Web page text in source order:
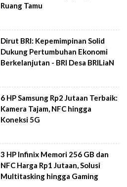
Ruang Tamu
Dirut BRI: Kepemimpinan Solid
Dukung Pertumbuhan Ekonomi
Berkelanjutan - BRI Desa BRILiaN
6 HP Samsung Rp2 Jutaan Terbaik:
Kamera Tajam, NFC hingga
Koneksi 5G
3 HP Infinix Memori 256 GB dan
NFC Harga Rp1 Jutaan, Solusi
Multitasking hingga Gaming